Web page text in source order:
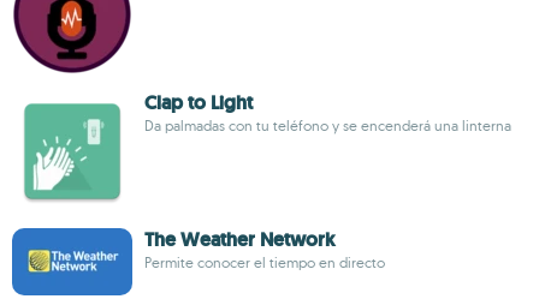
Clap to Light
Da palmadas con tu teléfono y se encenderá una linterna
The Weather Network
Permite conocer el tiempo en directo